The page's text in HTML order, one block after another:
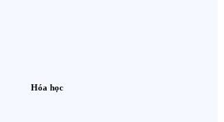
Hóa học